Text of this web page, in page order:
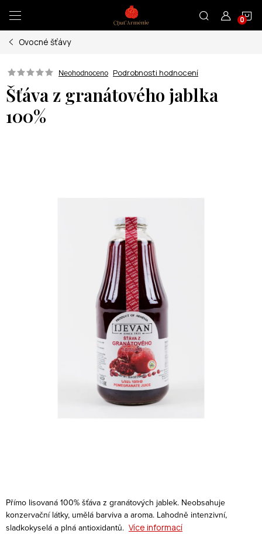
obsah
Ovocné šťávy
Neohodnoceno Podrobnosti hodnocení
Šťáva z granátového jablka
100%
Přímo lisovaná 100% šťáva z granátových jablek. Neobsahuje
konzervační látky, umělá barviva a aroma. Lahodně intenzivní,
sladkokyselá a plná antioxidantů. Více informací